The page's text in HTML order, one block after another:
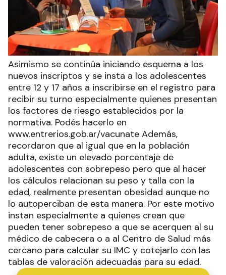
Asimismo se continúa iniciando esquema a los
nuevos inscriptos y se insta a los adolescentes
entre 12 y 17 años a inscribirse en el registro para
recibir su turno especialmente quienes presentan
los factores de riesgo establecidos por la
normativa. Podés hacerlo en
www.entrerios.gob.ar/vacunate Además,
recordaron que al igual que en la población
adulta, existe un elevado porcentaje de
adolescentes con sobrepeso pero que al hacer
los cálculos relacionan su peso y talla con la
edad, realmente presentan obesidad aunque no
lo autoperciban de esta manera. Por este motivo
instan especialmente a quienes crean que
pueden tener sobrepeso a que se acerquen al su
médico de cabecera o a al Centro de Salud más
cercano para calcular su IMC y cotejarlo con las
tablas de valoración adecuadas para su edad.